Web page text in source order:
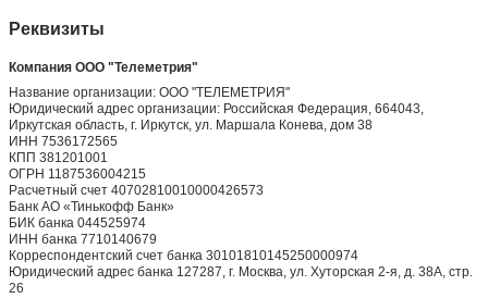
Реквизиты
Компания ООО "Телеметрия"
Название организации: ООО "ТЕЛЕМЕТРИЯ"
Юридический адрес организации: Российская Федерация, 664043,
Иркутская область, г. Иркутск, ул. Маршала Конева, дом 38
ИНН 7536172565
КПП 381201001
ОГРН 1187536004215
Расчетный счет 40702810010000426573
Банк АО «Тинькофф Банк»
БИК банка 044525974
ИНН банка 7710140679
Корреспондентский счет банка 30101810145250000974
Юридический адрес банка 127287, г. Москва, ул. Хуторская 2-я, д. 38А, стр.
26